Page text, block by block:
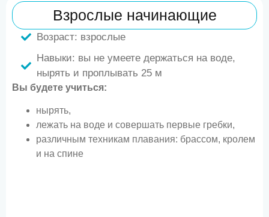
Взрослые начинающие
Возраст: взрослые
Навыки: вы не умеете держаться на воде,
нырять и проплывать 25 м
Вы будете учиться:
нырять,
лежать на воде и совершать первые гребки,
различным техникам плавания: брассом, кролем
и на спине